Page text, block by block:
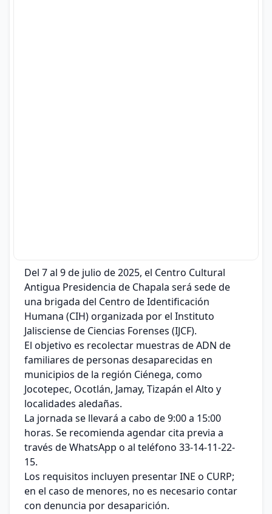
Del 7 al 9 de julio de 2025, el Centro Cultural
Antigua Presidencia de Chapala será sede de
una brigada del Centro de Identificación
Humana (CIH) organizada por el Instituto
Jalisciense de Ciencias Forenses (IJCF).
El objetivo es recolectar muestras de ADN de
familiares de personas desaparecidas en
municipios de la región Ciénega, como
Jocotepec, Ocotlán, Jamay, Tizapán el Alto y
localidades aledañas.
La jornada se llevará a cabo de 9:00 a 15:00
horas. Se recomienda agendar cita previa a
través de WhatsApp o al teléfono 33-14-11-22-
15.
Los requisitos incluyen presentar INE o CURP;
en el caso de menores, no es necesario contar
con denuncia por desaparición.